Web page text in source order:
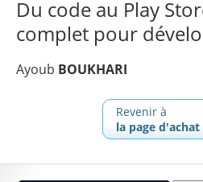
Du code au Play
complet pour
Ayoub BOUKHARI
Revenir à
la page